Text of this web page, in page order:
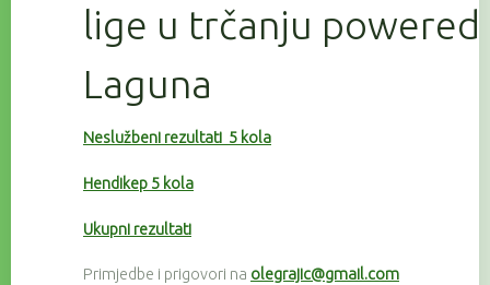
lige u trčanju powered
Laguna
Neslužbeni rezultati 5 kola
Hendikep 5 kola
Ukupni rezultati
Primjedbe i prigovori na olegrajic@gmail.com